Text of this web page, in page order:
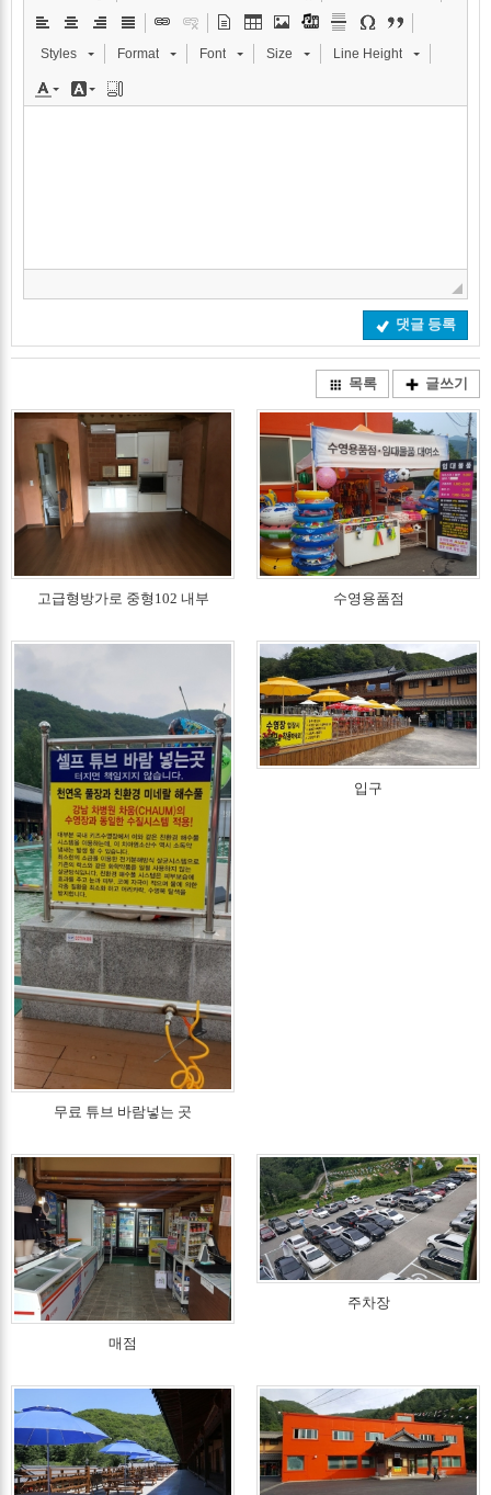
Styles Format Font Size Line Height
댓글 등록
목록 글쓰기
고급형방가로 중형102 내부 수영용품점
무료 튜브 바람넣는 곳
입구
매점
주차장